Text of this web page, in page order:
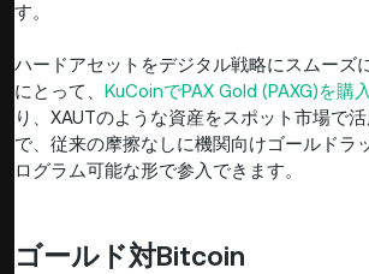
す。
ハードアセットをデジタル戦略にスムーズ
にとって、 KuCoinでPAX Gold (PAXG)を購
り、XAUTのような資産をスポット市場で
で、従来の摩擦なしに機関向けゴールドラ
ログラム可能な形で参入できます。
ゴールド対Bitcoin